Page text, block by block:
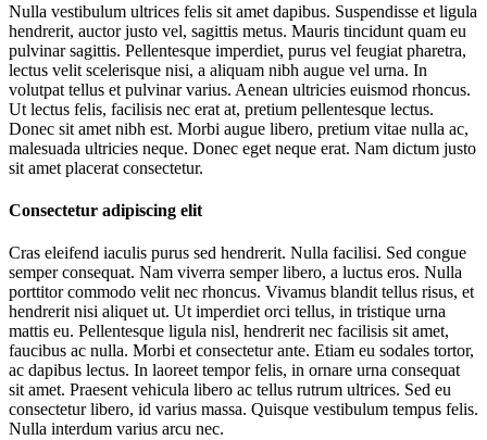
Nulla vestibulum ultrices felis sit amet dapibus. Suspendisse et ligula
hendrerit, auctor justo vel, sagittis metus. Mauris tincidunt quam eu
pulvinar sagittis. Pellentesque imperdiet, purus vel feugiat pharetra,
lectus velit scelerisque nisi, a aliquam nibh augue vel urna. In
volutpat tellus et pulvinar varius. Aenean ultricies euismod rhoncus.
Ut lectus felis, facilisis nec erat at, pretium pellentesque lectus.
Donec sit amet nibh est. Morbi augue libero, pretium vitae nulla ac,
malesuada ultricies neque. Donec eget neque erat. Nam dictum justo
sit amet placerat consectetur.
Consectetur adipiscing elit
Cras eleifend iaculis purus sed hendrerit. Nulla facilisi. Sed congue
semper consequat. Nam viverra semper libero, a luctus eros. Nulla
porttitor commodo velit nec rhoncus. Vivamus blandit tellus risus, et
hendrerit nisi aliquet ut. Ut imperdiet orci tellus, in tristique urna
mattis eu. Pellentesque ligula nisl, hendrerit nec facilisis sit amet,
faucibus ac nulla. Morbi et consectetur ante. Etiam eu sodales tortor,
ac dapibus lectus. In laoreet tempor felis, in ornare urna consequat
sit amet. Praesent vehicula libero ac tellus rutrum ultrices. Sed eu
consectetur libero, id varius massa. Quisque vestibulum tempus felis.
Nulla interdum varius arcu nec.